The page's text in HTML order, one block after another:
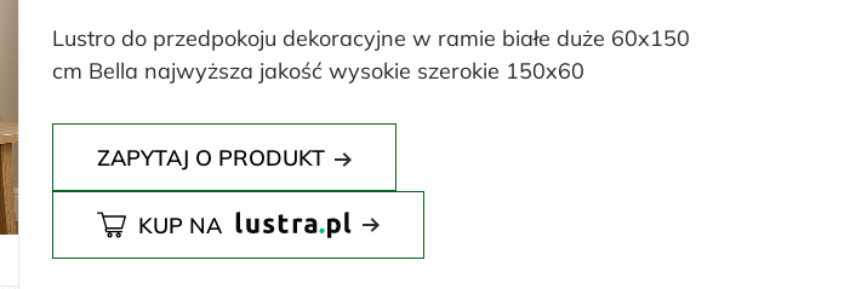
Lustro do przedpokoju dekoracyjne w ramie białe duże 60x150
cm Bella najwyższa jakość wysokie szerokie 150x60
ZAPYTAJ O PRODUKT
KUP NA